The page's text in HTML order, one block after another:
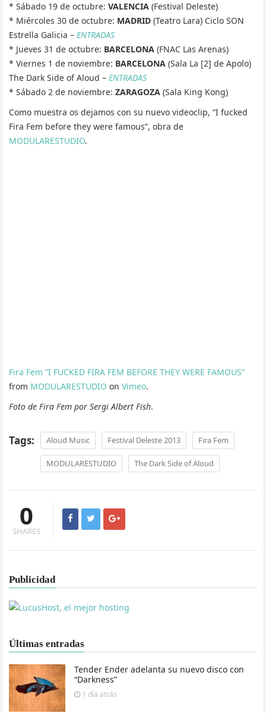
* Sábado 19 de octubre: VALENCIA (Festival Deleste)
* Miércoles 30 de octubre: MADRID (Teatro Lara) Ciclo SON
Estrella Galicia – ENTRADAS
* Jueves 31 de octubre: BARCELONA (FNAC Las Arenas)
* Viernes 1 de noviembre: BARCELONA (Sala La [2] de Apolo)
The Dark Side of Aloud – ENTRADAS
* Sábado 2 de noviembre: ZARAGOZA (Sala King Kong)
Como muestra os dejamos con su nuevo videoclip, “I fucked
Fira Fem before they were famous”, obra de
MODULARESTUDIO.
Fira Fem “I FUCKED FIRA FEM BEFORE THEY WERE FAMOUS”
from MODULARESTUDIO on Vimeo.
Foto de Fira Fem por Sergi Albert Fish.
Tags: Aloud Music Festival Deleste 2013 Fira Fem
MODULARESTUDIO The Dark Side of Aloud
0
SHARES
Publicidad
Últimas entradas
Tender Ender adelanta su nuevo disco con
“Darkness”
1 día atrás